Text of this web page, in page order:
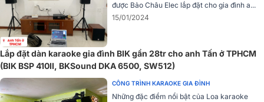
Đặc biệt, cục đẩy này dễ dàng phối ghép với các thiết bị âm thanh
khác như loa karaoke, amply hay vang số, giúp bạn dễ dàng tạo ra
một hệ thống âm thanh chuyên nghiệp cho mọi nhu cầu giải trí.
CÓ THỂ BẠN QUAN TÂM:
>>Cục đẩy công suất 2 kênh BIK CA-J602
hát karaoke và nghe nhạc.
được Bảo Châu Elec lắp đặt cho gia đình a...
15/01/2024
Lắp đặt dàn karaoke gia đình BIK gần 28tr cho anh Tấn ở TPHCM
(BIK BSP 410II, BKSound DKA 6500, SW512)
CÔNG TRÌNH KARAOKE GIA ĐÌNH
Những đặc điểm nổi bật của Loa karaoke